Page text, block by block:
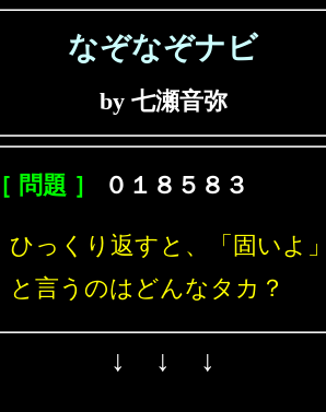
なぞなぞナビ
by 七瀬音弥
［ 問題 ］ ０１８５８３
ひっくり返すと、「固いよ」
と言うのはどんなタカ？
↓ ↓ ↓